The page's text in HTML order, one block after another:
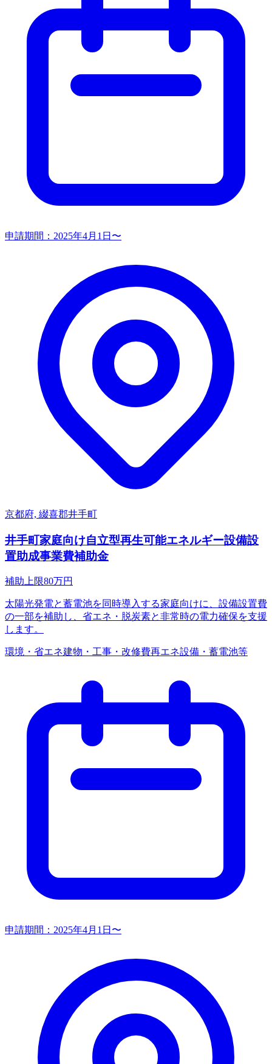
申請期間： 2025年4月1日〜
京都府, 綴喜郡井手町
井手町家庭向け自立型再生可能エネルギー設備設
置助成事業費補助金
補助上限80万円
太陽光発電と蓄電池を同時導入する家庭向けに、設備設置費
の一部を補助し、省エネ・脱炭素と非常時の電力確保を支援
します。
環境・省エネ建物・工事・改修費再エネ設備・蓄電池等
申請期間： 2025年4月1日〜